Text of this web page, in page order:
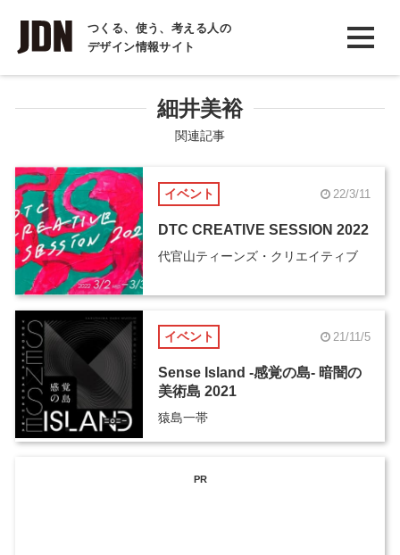
つくる、使う、考える人の
デザイン情報サイト
INTERVIEW
インタビュー
COLUMN
コラム
細井美裕
関連記事
イベント 22/3/11
DTC CREATIVE SESSION 2022
代官山ティーンズ・クリエイティブ
イベント 21/11/5
Sense Island -感覚の島- 暗闇の
美術島 2021
猿島一帯
PR